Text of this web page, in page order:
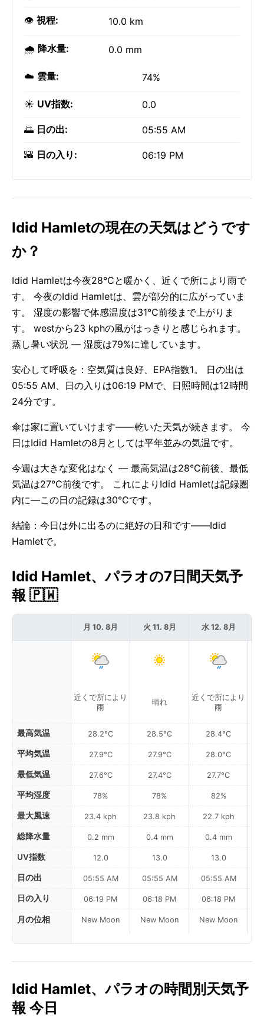
👁️ 視程: 10.0 km
🌧️ 降水量: 0.0 mm
☁️ 雲量: 74%
☀️ UV指数: 0.0
🌅 日の出: 05:55 AM
🌇 日の入り: 06:19 PM
Idid Hamletの現在の天気はどうです
か？
Idid Hamletは今夜28°Cと暖かく、近くで所により雨で
す。 今夜のIdid Hamletは、雲が部分的に広がっていま
す。 湿度の影響で体感温度は31°C前後まで上がりま
す。 westから23 kphの風がはっきりと感じられます。
蒸し暑い状況 — 湿度は79%に達しています。
安心して呼吸を：空気質は良好、EPA指数1。 日の出は
05:55 AM、日の入りは06:19 PMで、日照時間は12時間
24分です。
傘は家に置いていけます——乾いた天気が続きます。 今
日はIdid Hamletの8月としては平年並みの気温です。
今週は大きな変化はなく — 最高気温は28°C前後、最低
気温は27°C前後です。 これによりIdid Hamletは記録圏
内に—この日の記録は30°Cです。
結論：今日は外に出るのに絶好の日和です——Idid
Hamletで。
Idid Hamlet、パラオの7日間天気予
報 🇵🇼
最高気温
平均気温
最低気温
平均湿度
最大風速
総降水量
UV指数
日の出
日の入り
月の位相
月 10. 8月
近くで所により
雨
28.2°C
27.9°C
27.6°C
78%
23.4 kph
0.2 mm
12.0
05:55 AM
06:19 PM
New Moon
火 11. 8月
晴れ
28.5°C
27.9°C
27.4°C
78%
23.8 kph
0.4 mm
13.0
05:55 AM
06:18 PM
New Moon
水 12. 8月
近くで所により
雨
28.4°C
28.0°C
27.7°C
82%
22.7 kph
0.4 mm
13.0
05:55 AM
06:18 PM
New Moon
Idid Hamlet、パラオの時間別天気予
報 今日